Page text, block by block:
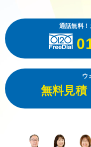
通話無料！
ウ
無料見積